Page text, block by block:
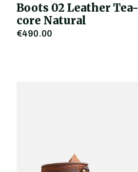
Boots 02 Leather Tea-
core Natural
€490,00